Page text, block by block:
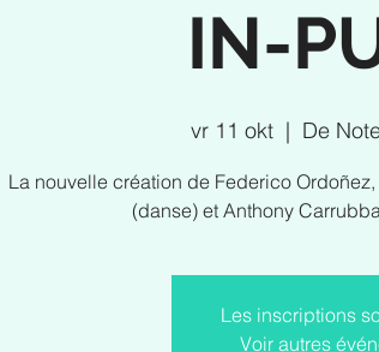
IN-
vr 11 okt
  |
De
La nouvelle création de Federico
(danse) et Anthony
Les inscriptions
Voir autres